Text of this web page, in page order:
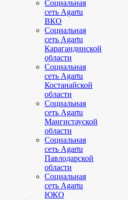
Социальная
сеть Agartu
ВКО
Социальная
сеть Agartu
Карагандинской
области
Социальная
сеть Agartu
Костанайской
области
Социальная
сеть Agartu
Мангистауской
области
Социальная
сеть Agartu
Павлодарской
области
Социальная
сеть Agartu
ЮКО